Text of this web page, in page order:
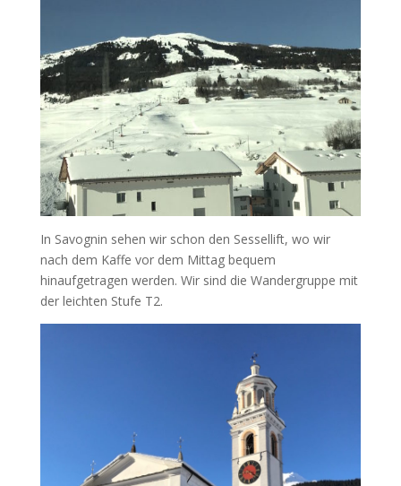
In Savognin sehen wir schon den Sessellift, wo wir
nach dem Kaffe vor dem Mittag bequem
hinaufgetragen werden. Wir sind die Wandergruppe mit
der leichten Stufe T2.